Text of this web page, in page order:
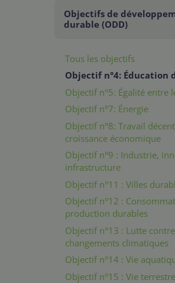
Objectifs de
durable (ODD)
Tous les objectifs
Objectif n°4: Éducation
Objectif n°5: Égalité entre
Objectif n°7: Énergie
Objectif n°8: Travail
croissance économique
Objectif n°9 : Industrie,
infrastructure
Objectif n°11 : Villes
Objectif n°12 :
production durables
Objectif n°13 : Lutte
changements climatiques
Objectif n°14 : Vie
Objectif n°15 : Vie terrestre